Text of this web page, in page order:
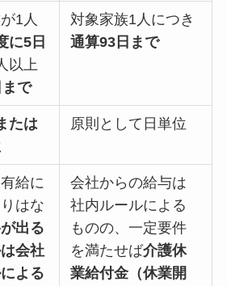
1人
に5日
以上
で
対象家族1人につき
通算93日まで
たは
原則として日単位
給に
はな
出る
会社
よる
会社からの給与は
社内ルールによる
ものの、一定要件
を満たせば介護休
業給付金（休業開